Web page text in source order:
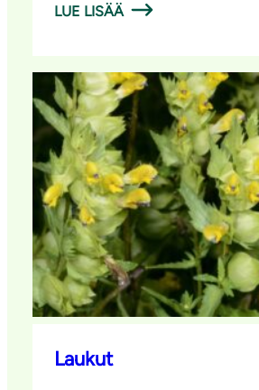
LUE LISÄÄ
Laukut